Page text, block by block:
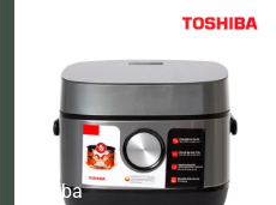
Toshiba